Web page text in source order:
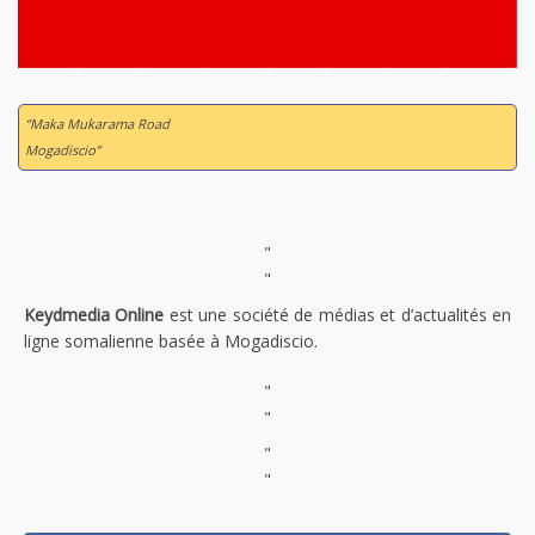
“Maka Mukarama Road
Mogadiscio”
"
"
Keydmedia Online est une société de médias et d’actualités en
ligne somalienne basée à Mogadiscio.
"
"
"
"